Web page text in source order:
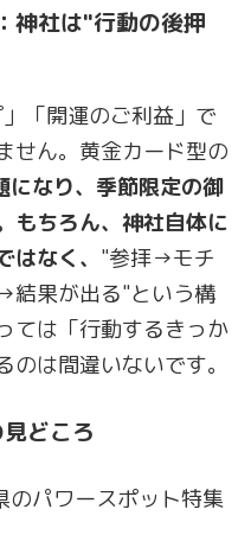
神社は"行動の後押
「開運のご利益」で
せん。黄金カード型の
になり、季節限定の御
もちろん、神社自体に
なく、 "参拝→モチ
果が出る"という構
ては「行動するきっか
は間違いないです。
どころ
のパワースポット特集